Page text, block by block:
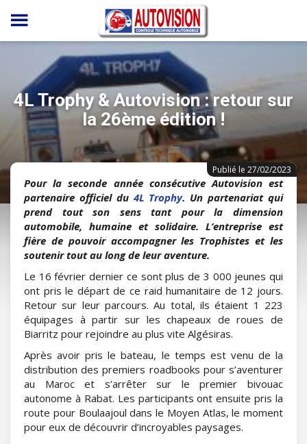
Panneau de gestion des cookies
4L Trophy & Autovision : retour sur
la 26ème édition !
Publié le 27/02/2023
Pour la seconde année consécutive Autovision est
partenaire officiel du 4L Trophy. Un partenariat qui
prend tout son sens tant pour la dimension
automobile, humaine et solidaire. L’entreprise est
fière de pouvoir accompagner les Trophistes et les
soutenir tout au long de leur aventure.
Le 16 février dernier ce sont plus de 3 000 jeunes qui
ont pris le départ de ce raid humanitaire de 12 jours.
Retour sur leur parcours. Au total, ils étaient 1 223
équipages à partir sur les chapeaux de roues de
Biarritz pour rejoindre au plus vite Algésiras.
Après avoir pris le bateau, le temps est venu de la
distribution des premiers roadbooks pour s’aventurer
au Maroc et s’arrêter sur le premier bivouac
autonome à Rabat. Les participants ont ensuite pris la
route pour Boulaajoul dans le Moyen Atlas, le moment
pour eux de découvrir d’incroyables paysages.